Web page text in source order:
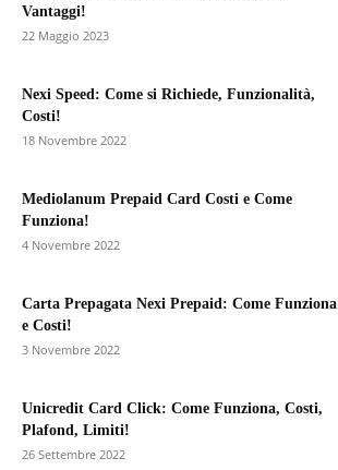
Vantaggi!
22 Maggio 2023
Nexi Speed: Come si Richiede, Funzionalità,
Costi!
18 Novembre 2022
Mediolanum Prepaid Card Costi e Come
Funziona!
4 Novembre 2022
Carta Prepagata Nexi Prepaid: Come Funziona
e Costi!
3 Novembre 2022
Unicredit Card Click: Come Funziona, Costi,
Plafond, Limiti!
26 Settembre 2022